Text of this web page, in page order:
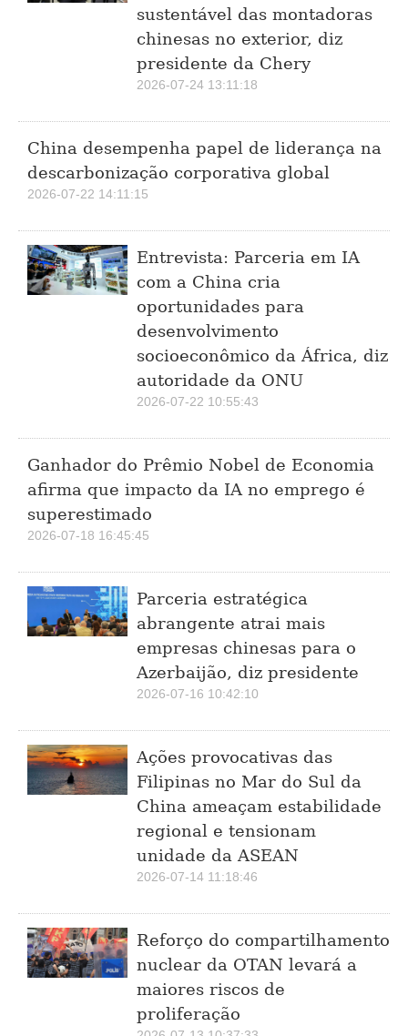
sustentável das montadoras
chinesas no exterior, diz
presidente da Chery
2026-07-24 13:11:18
China desempenha papel de liderança na
descarbonização corporativa global
2026-07-22 14:11:15
Entrevista: Parceria em IA
com a China cria
oportunidades para
desenvolvimento
socioeconômico da África, diz
autoridade da ONU
2026-07-22 10:55:43
Ganhador do Prêmio Nobel de Economia
afirma que impacto da IA no emprego é
superestimado
2026-07-18 16:45:45
Parceria estratégica
abrangente atrai mais
empresas chinesas para o
Azerbaijão, diz presidente
2026-07-16 10:42:10
Ações provocativas das
Filipinas no Mar do Sul da
China ameaçam estabilidade
regional e tensionam
unidade da ASEAN
2026-07-14 11:18:46
Reforço do compartilhamento
nuclear da OTAN levará a
maiores riscos de
proliferação